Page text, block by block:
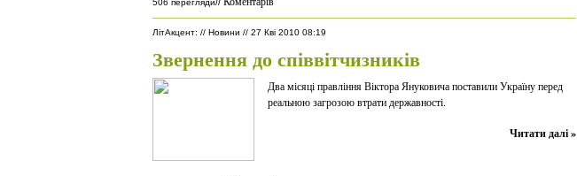
506 перегляди
ЛітАкцент: // Новини // 27 Кві 2010 08:19
Звернення до співвітчизників
Два місяці правління Віктора Януковича поставили Україну перед
реальною загрозою втрати державності.
Читати далі »